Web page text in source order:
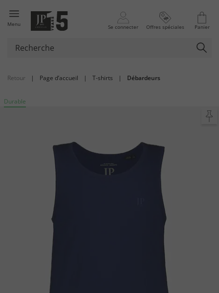
Menu Se connecter Offres spéciales Panier
Retour | Page d’accueil | T-shirts | Débardeurs
Durable